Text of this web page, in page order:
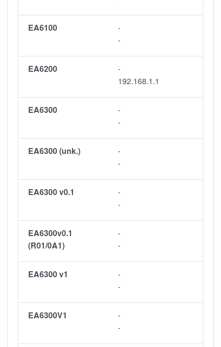
EA6100
-
-
EA6200
-
192.168.1.1
EA6300
-
-
EA6300 (unk.)
-
-
EA6300 v0.1
-
-
EA6300v0.1
(R01/0A1)
-
-
EA6300 v1
-
-
EA6300V1
-
-